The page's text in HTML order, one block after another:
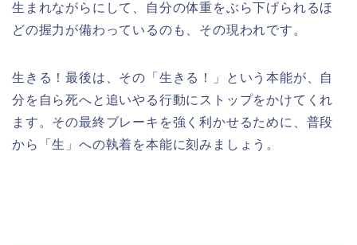
生まれながらにして、自分の体重をぶら下げられるほ
どの握力が備わっているのも、その現われです。
生きる！最後は、その「生きる！」という本能が、自
分を自ら死へと追いやる行動にストップをかけてくれ
ます。その最終ブレーキを強く利かせるために、普段
から「生」への執着を本能に刻みましょう。